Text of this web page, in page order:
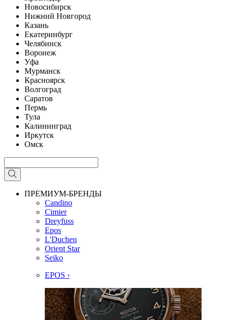
Новосибирск
Нижний Новгород
Казань
Екатеринбург
Челябинск
Воронеж
Уфа
Мурманск
Красноярск
Волгоград
Саратов
Пермь
Тула
Калининград
Иркутск
Омск
ПРЕМИУМ-БРЕНДЫ
Candino
Cimier
Dreyfuss
Epos
L'Duchen
Orient Star
Seiko
EPOS ›